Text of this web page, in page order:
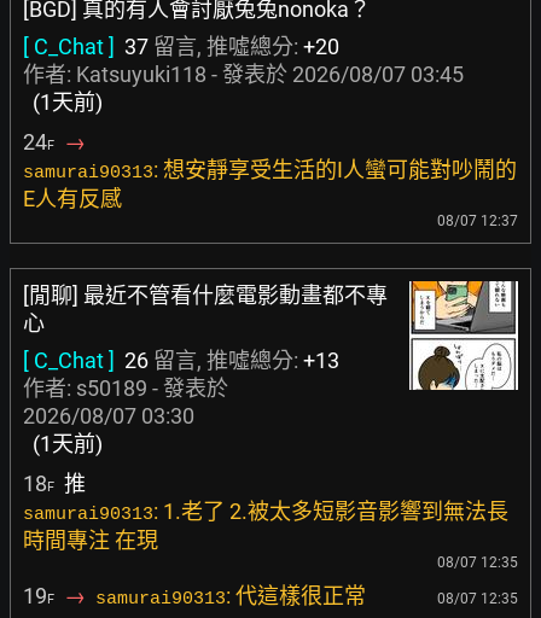
[BGD] 真的有人會討厭兔兔nonoka？
[ C_Chat ] 37 留言, 推噓總分: +20
作者: Katsuyuki118 - 發表於 2026/08/07 03:45
(1天前)
24F →
samurai90313: 想安靜享受生活的I人蠻可能對吵鬧的
E人有反感
08/07 12:37
[閒聊] 最近不管看什麼電影動畫都不專
心
[ C_Chat ] 26 留言, 推噓總分: +13
作者: s50189 - 發表於
2026/08/07 03:30
(1天前)
18F 推
samurai90313: 1.老了 2.被太多短影音影響到無法長
時間專注 在現
08/07 12:35
19F → samurai90313: 代這樣很正常 08/07 12:35